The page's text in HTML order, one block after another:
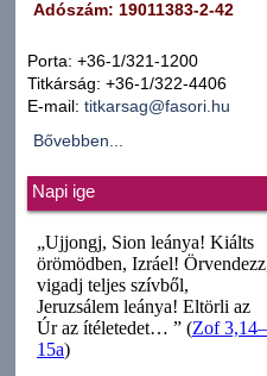
Adószám: 19011383-2-42
Porta: +36-1/321-1200
Titkárság: +36-1/322-4406
E-mail: titkarsag@fasori.hu
Bővebben...
Napi ige